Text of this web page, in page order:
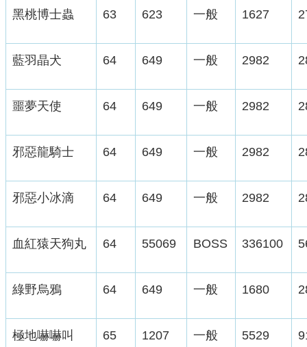
黑桃博士蟲 63 623 一般 1627
藍羽晶犬 64 649 一般 2982
噩夢天使 64 649 一般 2982
邪惡龍騎士 64 649 一般 2982
邪惡小冰滴 64 649 一般 2982
血紅猿天狗丸 64 55069 BOSS 336100
綠野烏鴉 64 649 一般 1680
極地嚇嚇叫 65 1207 一般 5529